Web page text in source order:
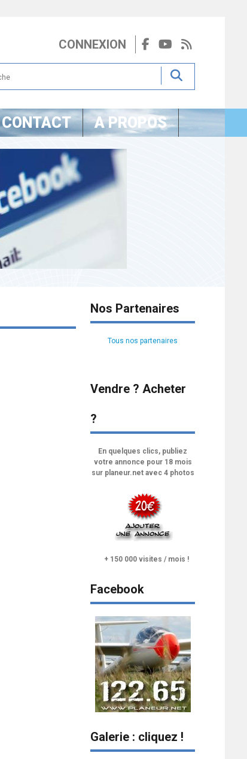
CONNEXION
CONTACT A PROPOS
Nos Partenaires
Tous nos partenaires
Vendre ? Acheter
?
En quelques clics, publiez
votre annonce pour 18 mois
sur planeur.net avec 4 photos
+ 150 000 visites / mois !
Facebook
Galerie : cliquez !